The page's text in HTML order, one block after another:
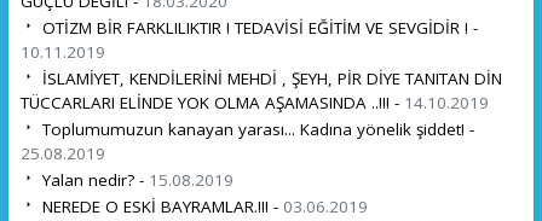
OTİZM BİR FARKLILIKTIR ! TEDAVİSİ EĞİTİM VE SEVGİDİR ! -
10.11.2019
İSLAMİYET, KENDİLERİNİ MEHDİ , ŞEYH, PİR DİYE TANITAN DİN
TÜCCARLARI ELİNDE YOK OLMA AŞAMASINDA ..!!! - 14.10.2019
Toplumumuzun kanayan yarası... Kadına yönelik şiddet! -
25.08.2019
Yalan nedir? - 15.08.2019
NEREDE O ESKİ BAYRAMLAR.!!! - 03.06.2019